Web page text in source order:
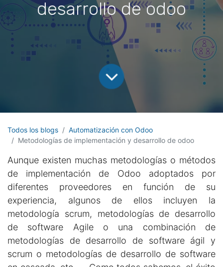
desarrollo de odoo
Todos los blogs
Automatización con Odoo
Metodologías de implementación y desarrollo de odoo
Aunque existen muchas metodologías o métodos
de implementación de Odoo adoptados por
diferentes proveedores en función de su
experiencia, algunos de ellos incluyen la
metodología scrum, metodologías de desarrollo
de software Agile o una combinación de
metodologías de desarrollo de software ágil y
scrum o metodologías de desarrollo de software